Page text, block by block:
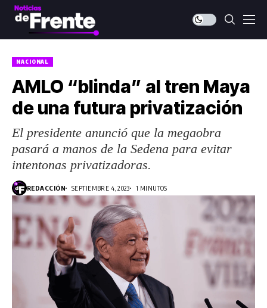
NACIONAL
AMLO “blinda” al tren Maya
de una futura privatización
El presidente anunció que la megaobra
pasará a manos de la Sedena para evitar
intentonas privatizadoras.
REDACCIÓN SEPTIEMBRE 4, 2023 1 MINUTOS